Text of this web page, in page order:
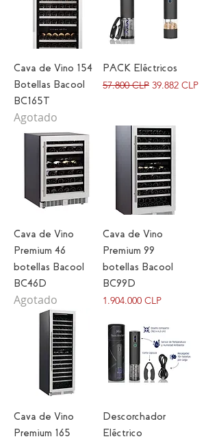
Cava de Vino 154
Botellas Bacool
BC165T
Agotado
PACK Eléctricos
Precio
57.800 CLP Precio de oferta
39.882 CLP
Cava de Vino
Premium 46
botellas Bacool
BC46D
Agotado
Cava de Vino
Premium 99
botellas Bacool
BC99D
Precio
1.904.000 CLP
Cava de Vino
Premium 165
Descorchador
Eléctrico